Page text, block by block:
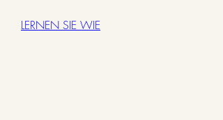
LERNEN SIE WIE